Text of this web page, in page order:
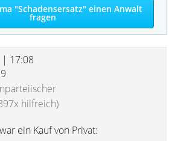
"Schadensersatz" einen Anwalt
fragen
| 17:08
hilfreich)
ein Kauf von Privat: